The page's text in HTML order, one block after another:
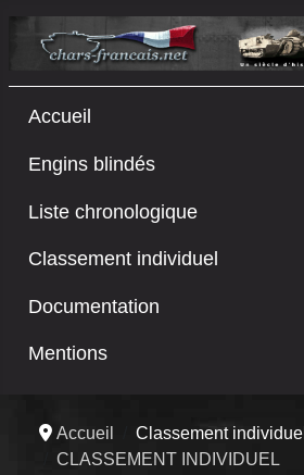
Accueil
Engins blindés
Liste chronologique
Classement individuel
Documentation
Mentions
Accueil Classement individuel
CLASSEMENT INDIVIDUEL